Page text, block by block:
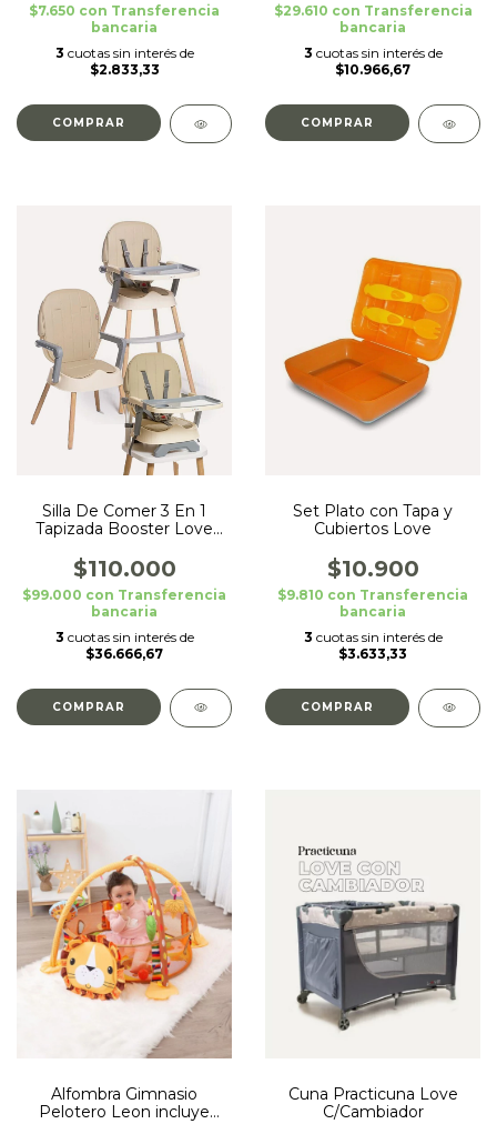
$7.650 con Transferencia
bancaria
3 cuotas sin interés de
$2.833,33
$29.610 con Transferencia
bancaria
3 cuotas sin interés de
$10.966,67
COMPRAR
Silla De Comer 3 En 1
Tapizada Booster Love
$110.000
$99.000 con Transferencia
bancaria
3 cuotas sin interés de
$36.666,67
Set Plato con Tapa y
Cubiertos Love
$10.900
$9.810 con Transferencia
bancaria
3 cuotas sin interés de
$3.633,33
Alfombra Gimnasio
Pelotero Leon incluye
Cuna Practicuna Love
C/Cambiador